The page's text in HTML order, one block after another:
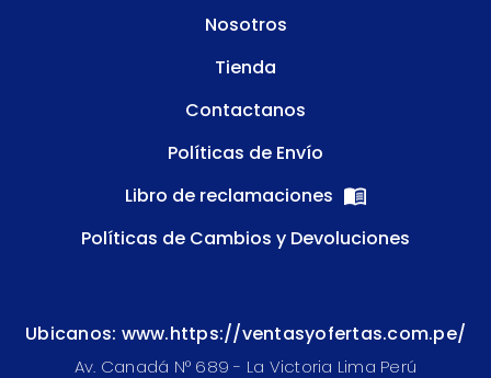
Nosotros
Tienda
Contactanos
Políticas de Envío
Libro de reclamaciones
Políticas de Cambios y Devoluciones
Ubicanos: www.https://ventasyofertas.com.pe/
Av. Canadá N° 689 - La Victoria Lima Perú